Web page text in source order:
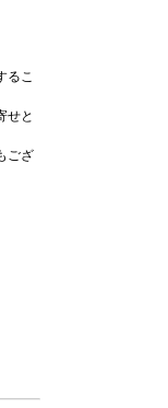
るこ
せと
ござ